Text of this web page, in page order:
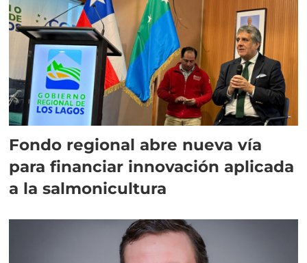
Fondo regional abre nueva vía
para financiar innovación aplicada
a la salmonicultura